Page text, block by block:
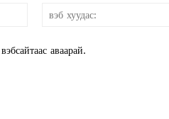
Contact us
аваарай.